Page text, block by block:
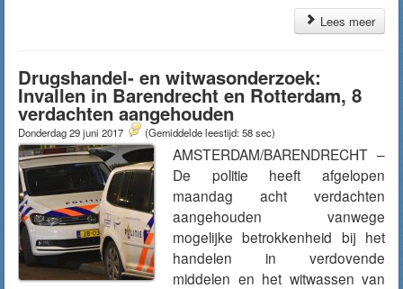
Lees meer
Drugshandel- en witwasonderzoek:
Invallen in Barendrecht en Rotterdam, 8
verdachten aangehouden
Donderdag 29 juni 2017 (Gemiddelde leestijd: 58 sec)
AMSTERDAM/BARENDRECHT –
De politie heeft afgelopen
maandag acht verdachten
aangehouden vanwege
mogelijke betrokkenheid bij het
handelen in verdovende
middelen en het witwassen van